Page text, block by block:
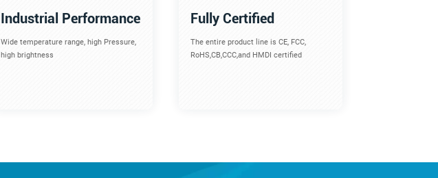
Industrial Performance
Wide temperature range, high Pressure,
high brightness
Fully Certified
The entire product line is CE, FCC,
RoHS,CB,CCC,and HMDI certified